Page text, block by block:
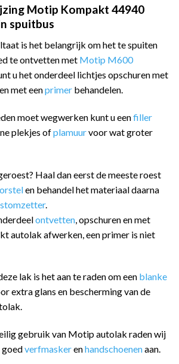
Motip Kompakt 44940
spuitbus
is het belangrijk om het te spuiten
te ontvetten met Motip M600
u het onderdeel lichtjes opschuren met
en met eenprimer behandelen.
moet wegwerken kunt u eenfiller
plekjes ofplamuurvoor wat groter
Haal dan eerst de meeste roest
en behandel het materiaal daarna
.
ontvetten , opschuren en met
autolak afwerken, een primer is niet
lak is het aan te raden om een blanke
extra glans en bescherming van de
gebruik van Motip autolak raden wij
goedverfmaskerenhandschoenenaan.